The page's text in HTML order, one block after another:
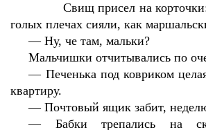
Свищ присел на
голых плечах сияли, как
—Ну, че там, мальки?
Мальчишки отчитывались по
— Печенька под ковриком
квартиру.
—Почтовый ящик забит,
— Бабки трепались на